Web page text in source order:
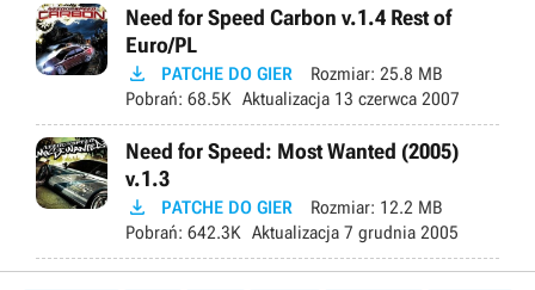
Need for Speed Carbon v.1.4 Rest of
Euro/PL
 PATCHE DO GIER Rozmiar: 25.8 MB
Pobrań: 68.5K Aktualizacja 13 czerwca 2007
Need for Speed: Most Wanted (2005)
v.1.3
 PATCHE DO GIER Rozmiar: 12.2 MB
Pobrań: 642.3K Aktualizacja 7 grudnia 2005